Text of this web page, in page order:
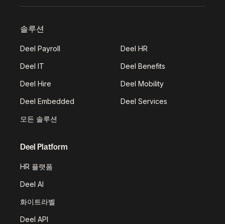
솔루션
Deel Payroll Deel HR
Deel IT Deel Benefits
Deel Hire Deel Mobility
Deel Embedded Deel Services
모든 솔루션
Deel Platform
HR 플랫폼
Deel AI
화이트라벨
Deel API